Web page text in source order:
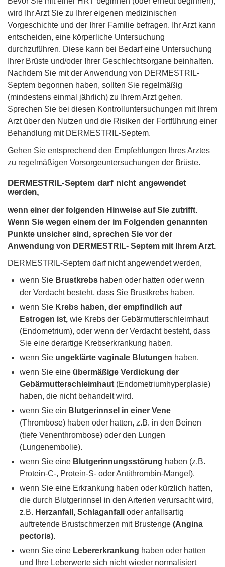
wird Ihr Arzt Sie zu Ihrer eigenen medizinischen
Vorgeschichte und der Ihrer Familie befragen. Ihr Arzt kann
entscheiden, eine körperliche Untersuchung
durchzuführen. Diese kann bei Bedarf eine Untersuchung
Ihrer Brüste und/oder Ihrer Geschlechtsorgane beinhalten.
Nachdem Sie mit der Anwendung von DERMESTRIL-
Septem begonnen haben, sollten Sie regelmäßig
(mindestens einmal jährlich) zu Ihrem Arzt gehen.
Sprechen Sie bei diesen Kontrolluntersuchungen mit Ihrem
Arzt über den Nutzen und die Risiken der Fortführung einer
Behandlung mit DERMESTRIL-Septem.
Gehen Sie entsprechend den Empfehlungen Ihres Arztes
zu regelmäßigen Vorsorgeuntersuchungen der Brüste.
DERMESTRIL-Septem darf nicht angewendet
werden,
wenn einer der folgenden Hinweise auf Sie zutrifft.
Wenn Sie wegen einem der im Folgenden genannten
Punkte unsicher sind, sprechen Sie vor der
Anwendung von DERMESTRIL- Septem mit Ihrem Arzt.
DERMESTRIL-Septem darf nicht angewendet werden,
wenn Sie Brustkrebs haben oder hatten oder wenn
der Verdacht besteht, dass Sie Brustkrebs haben.
wenn Sie Krebs haben, der empfindlich auf
Estrogen ist, wie Krebs der Gebärmutterschleimhaut
(Endometrium), oder wenn der Verdacht besteht, dass
Sie eine derartige Krebserkrankung haben.
wenn Sie ungeklärte vaginale Blutungen haben.
wenn Sie eine übermäßige Verdickung der
Gebärmutterschleimhaut (Endometriumhyperplasie)
haben, die nicht behandelt wird.
wenn Sie ein Blutgerinnsel in einer Vene
(Thrombose) haben oder hatten, z.B. in den Beinen
(tiefe Venenthrombose) oder den Lungen
(Lungenembolie).
wenn Sie eine Blutgerinnungsstörung haben (z.B.
Protein-C-, Protein-S- oder Antithrombin-Mangel).
wenn Sie eine Erkrankung haben oder kürzlich hatten,
die durch Blutgerinnsel in den Arterien verursacht wird,
z.B. Herzanfall, Schlaganfall oder anfallsartig
auftretende Brustschmerzen mit Brustenge (Angina
pectoris).
wenn Sie eine Lebererkrankung haben oder hatten
und Ihre Leberwerte sich nicht wieder normalisiert